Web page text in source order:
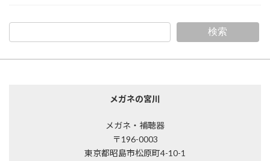
検索
メガネの宮川
メガネ・補聴器
〒196-0003
東京都昭島市松原町4-10-1